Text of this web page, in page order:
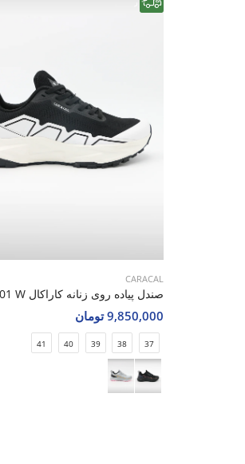
CARACAL
9,850,000 تومان
37
38
39
40
41